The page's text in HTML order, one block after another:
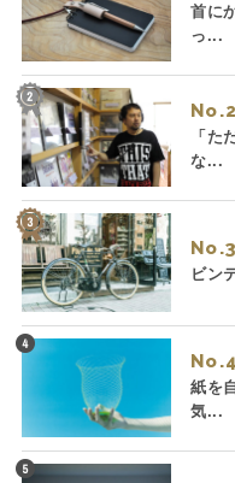
首に
っ...
No.
「た
な...
No.
ビン
No.
紙を
気...